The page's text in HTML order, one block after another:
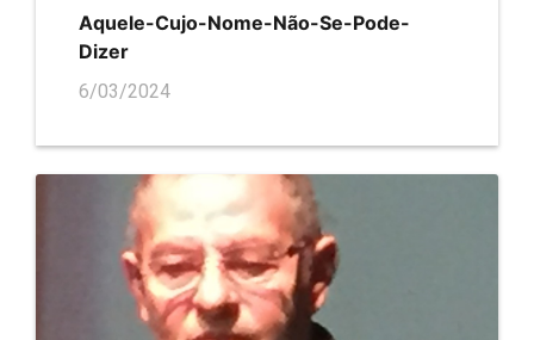
Aquele-Cujo-Nome-Não-Se-Pode-
Dizer
6/03/2024